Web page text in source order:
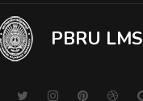
PBRU LMS